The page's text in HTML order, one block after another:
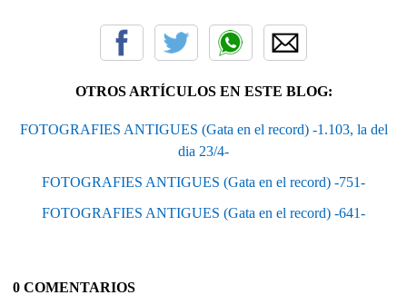
OTROS ARTÍCULOS EN ESTE BLOG:
FOTOGRAFIES ANTIGUES (Gata en el record) -1.103, la del
dia 23/4-
FOTOGRAFIES ANTIGUES (Gata en el record) -751-
FOTOGRAFIES ANTIGUES (Gata en el record) -641-
0 COMENTARIOS